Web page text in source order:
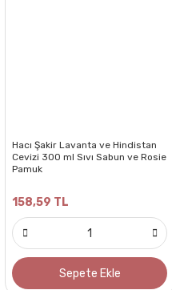
Hacı Şakir Lavanta ve Hindistan
Cevizi 300 ml Sıvı Sabun ve Rosie
Pamuk
158,59 TL
Sepete Ekle